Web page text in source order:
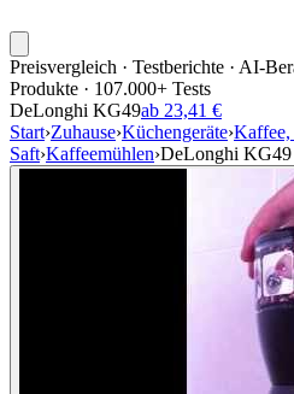
Preisvergleich · Testberichte · AI-
Produkte · 107.000+ Tests
DeLonghi KG49ab 23,41 €
Start›Zuhause›Küchengeräte›
Saft›Kaffeemühlen›DeLonghi KG49